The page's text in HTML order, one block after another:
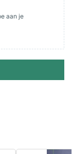
aan je